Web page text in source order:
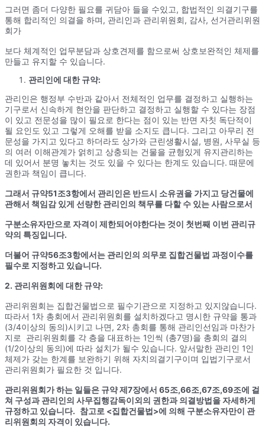
그러면 좀더 다양한 필요를 귀담아 들을 수있고, 합법적인 의결기구를
통해 합리적인 의결을 하며, 관리인과 관리위원회, 감사, 선거관리위원
회가
보다 체계적인 업무분담과 상호견제를 함으로써 상호보완적인 체제를
만들고 유지할 수 있습니다.
관리인에 대한 규약:
관리인은 행정부 수반과 같아서 전체적인 업무를 결정하고 실행하는
기구로서 신속하게 현안을 판단하고 결정하고 실행할 수 있다는 장점
이 있고 전문성을 많이 필요로 한다는 점이 있는 반면 자칫 독단적이
될 요인도 있고 그렇게 오해를 받을 소지도 큽니다. 그리고 아무리 전
문성을 가지고 있다고 하더라도 상가와 근린생활시설, 병원, 사무실 등
의 여러 이해관계가 얽히고 상충되는 건물을 균형있게 유지관리하는
데 있어서 분명 놓치는 것도 있을 수 있다는 한계도 있습니다. 때문에
권한과 책임이 큽니다.
그래서 규약51조3항에서 관리인은 반드시 소유권을 가지고 당건물에
관해서 책임감 있게 선량한 관리인의 책무를 다할 수 있는 사람으로서
구분소유자만으로 자격이 제한되어야한다는 것이 첫번째 이번 관리규
약의 특징입니다.
더불어 규약56조3항에서는 관리인의 의무로 집합건물법 과정이수를
필수로 지정하고 있습니다.
2. 관리위원회에 대한 규약:
관리위원회는 집합건물법으로 필수기관으로 지정하고 있지않습니다.
따라서 1차 총회에서 관리위원회를 설치하겠다고 명시한 규약을 통과
(3/4이상의 동의)시키고 나면, 2차 총회를 통해 관리인선임과 마찬가
지로 관리위원회를 각 층을 대표하는 1인씩 (총7명)을 총회의 결의
(1/2이상의 동의)에 따라 설치가 될수 있습니다. 앞서말한 관리인 1인
체제가 갖는 한계를 보완하기 위해 자치의결기구이며 입법기구로서
관리위원회가 필요한 것 입니다.
관리위원회가 하는 일들은 규약 제7장에서 65조,66조,67조,69조에 걸
쳐 구성과 관리인의 사무집행감독이외의 권한과 의결방법을 자세하게
규정하고 있습니다.
참고로 <집합건물법>에 의해 구분소유자만이 관
리위원회의 자격이 있습니다.